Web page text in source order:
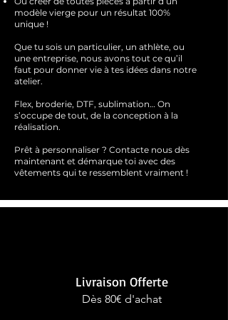
modèle vierge pour un résultat 100%
unique !
Que tu sois un particulier, un athlète, ou
une entreprise, nous avons tout ce qu’il
faut pour donner vie à tes idées dans notre
atelier.
Flex, broderie, DTF, sublimation… On
s’occupe de tout, de la conception à la
réalisation.
Prêt à personnaliser ? Contacte nous dès
maintenant et démarque toi avec des
vêtements qui te ressemblent vraiment !
Livraison Offerte
Dès 80€ d'achat